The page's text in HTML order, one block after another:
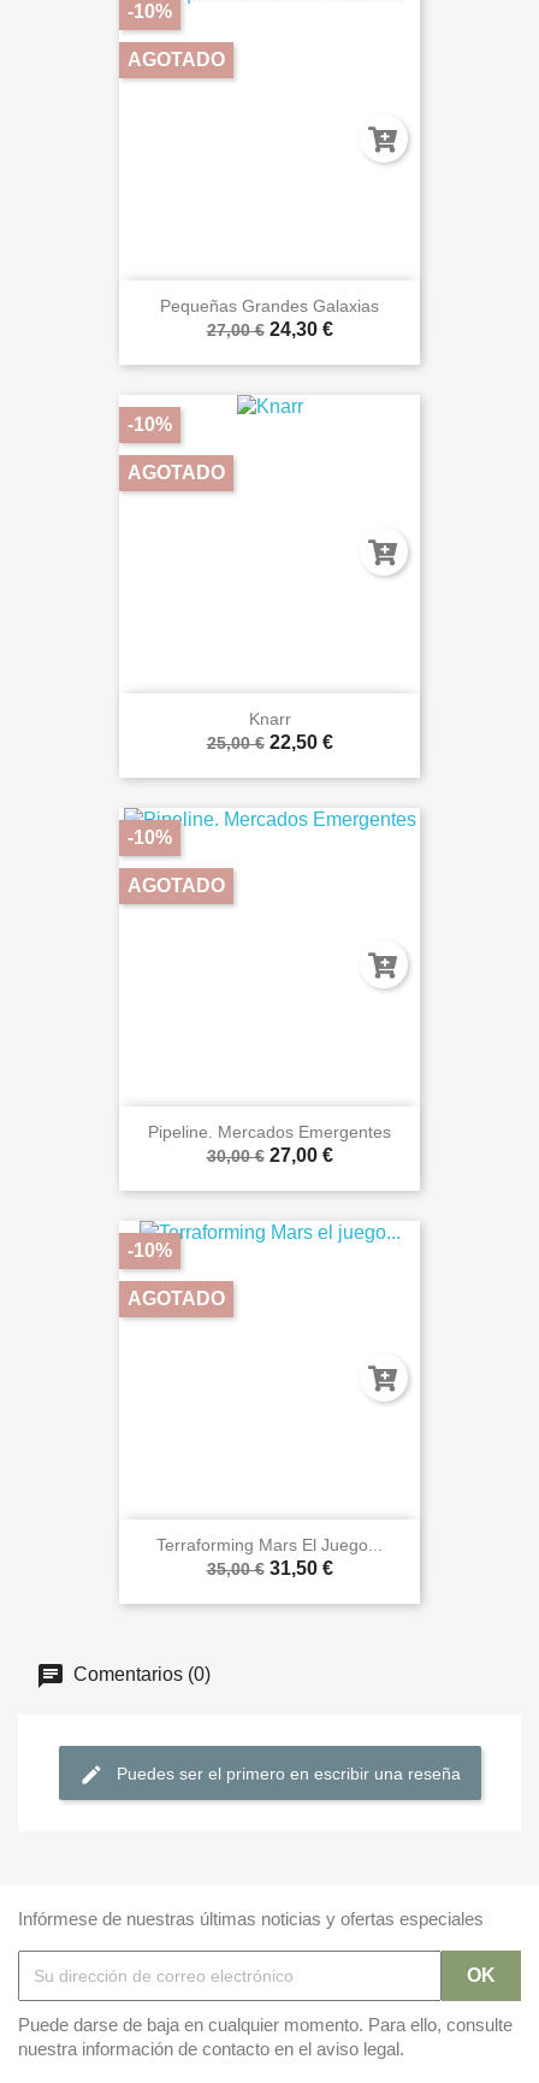
Pequeñas Grandes Galaxias
27,00 € 24,30 €
-10%
AGOTADO
Knarr
25,00 € 22,50 €
-10%
AGOTADO
Pipeline. Mercados Emergentes
30,00 € 27,00 €
-10%
AGOTADO
Terraforming Mars El Juego...
35,00 € 31,50 €
-10%
AGOTADO
Comentarios (0)
Puedes ser el primero en escribir una reseña
Infórmese de nuestras últimas noticias y ofertas especiales
Puede darse de baja en cualquier momento. Para ello, consulte
nuestra información de contacto en el aviso legal.